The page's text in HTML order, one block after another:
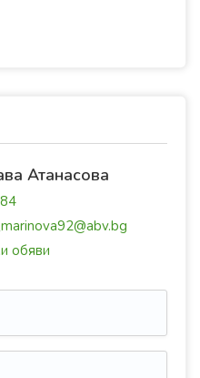
Атанасова
обяви